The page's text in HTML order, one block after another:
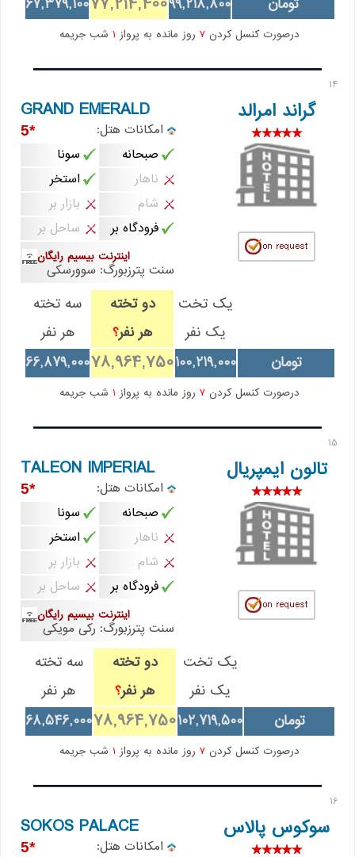
تومان
99,218,800
67,379,100
درصورت کنسل کردن 7 روز مانده به پرواز شب جریمه
14
گراند امرالد GRAND EMERALD
امکانات هتل: *5
صبحانه
سونا
ناهار
استخر
شام
بازار بر
فرودگاه بر
ساحل بر
اینترنت بیسیم رایگان
سنت پترزبورگ: سوورسکی
یک تخت
یک نفر
دو تخته
هر نفر؟
سه تخته
هر نفر
تومان
100,219,000
78,964,750
66,879,000
درصورت کنسل کردن 7 روز مانده به پرواز شب جریمه
15
تالون ایمپریال TALEON IMPERIAL
امکانات هتل: *5
صبحانه
سونا
ناهار
استخر
شام
بازار بر
فرودگاه بر
ساحل بر
اینترنت بیسیم رایگان
سنت پترزبورگ: رکی مویکی
یک تخت
یک نفر
دو تخته
هر نفر؟
سه تخته
هر نفر
تومان
102,719,500
78,964,750
68,546,000
درصورت کنسل کردن 7 روز مانده به پرواز شب جریمه
16
سوکوس پالاس SOKOS PALACE
امکانات هتل: *5